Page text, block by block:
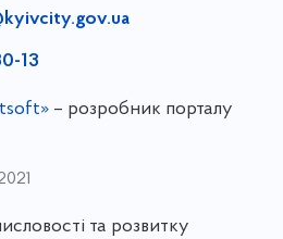
13
– розробник порталу
та розвитку